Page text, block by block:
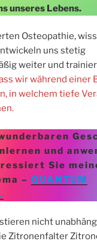
unseres Lebens.
Osteopathie,
uns stetig
weiter und
wir während einer
in welchem tiefe
und
Sie
– QUANTUM
nicht
Zitronenfalter